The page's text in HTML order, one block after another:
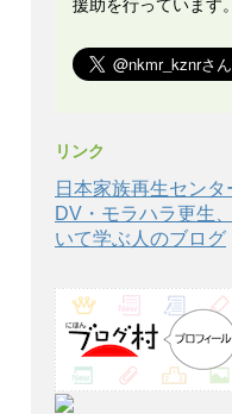
援助を行っています。
リンク
日本家族再生センタ
DV・モラハラ更生
いて学ぶ人のブログ